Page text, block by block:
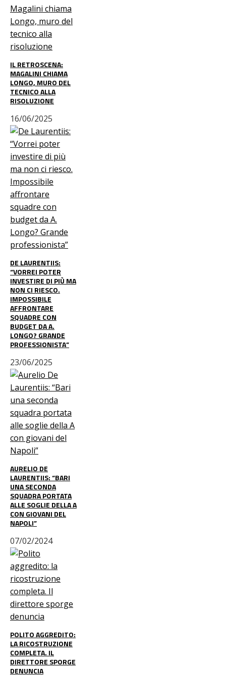
IL RETROSCENA:
MAGALINI CHIAMA
LONGO, MURO DEL
TECNICO ALLA
RISOLUZIONE
16/06/2025
DE LAURENTIIS:
“VORREI POTER
INVESTIRE DI PIÙ MA
NON CI RIESCO.
IMPOSSIBILE
AFFRONTARE
SQUADRE CON
BUDGET DA A.
LONGO? GRANDE
PROFESSIONISTA”
23/06/2025
AURELIO DE
LAURENTIIS: “BARI
UNA SECONDA
SQUADRA PORTATA
ALLE SOGLIE DELLA A
CON GIOVANI DEL
NAPOLI”
07/02/2024
POLITO AGGREDITO:
LA RICOSTRUZIONE
COMPLETA. IL
DIRETTORE SPORGE
DENUNCIA